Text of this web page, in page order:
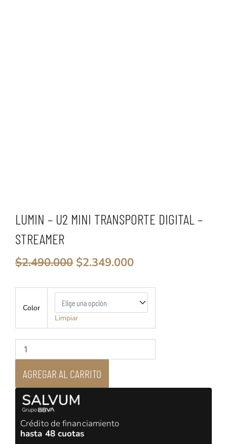
LUMIN – U2 MINI TRANSPORTE DIGITAL –
STREAMER
$2.490.000 El
precio
era:
$2.490.000.
$2.349.000El
es:
$2.349.000.
Color
Limpiar
U2
Digital
Streamer
cantidad
AGREGAR AL CARRITO
Crédito de financiamiento
hasta 48 cuotas